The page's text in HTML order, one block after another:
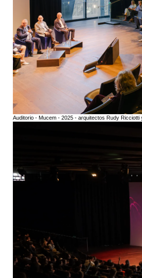
Auditorio - Mucem - 2025 - arquitectos Rudy